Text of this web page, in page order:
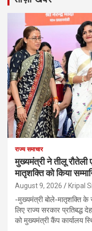
राज्य समाचार
मुख्यमंत्री ने तीलू रौतेली
मातृशक्ति को किया
August 9, 2026 Kripal
-मुख्यमंत्री बोले-मातृशक्ति
लिए राज्य सरकार प्रतिबद्ध
को मुख्यमंत्री कैंप कार्यालय